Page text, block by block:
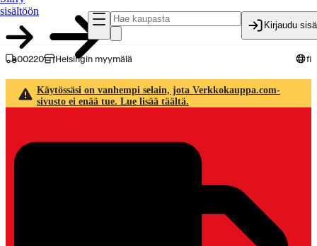
sisältöön
Kirjaudu
00220 Helsingin myymälä fi
Käytössäsi on vanhempi selain, jota Verkkokauppa.com-
sivusto ei enää tue. Lue lisää täältä.